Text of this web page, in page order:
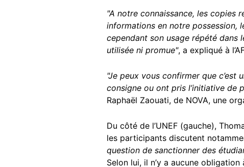
"A notre connaissance, les copies
informations en notre possession,
cependant son usage répété dans
utilisée ni promue", a expliqué à
"Je peux vous confirmer que c’est
consigne ou ont pris l’initiative de
Raphaël Zaouati, de NOVA, une
Du côté de l’UNEF (gauche),
les participants discutent
question de sanctionner des
Selon lui, il n’y a aucune